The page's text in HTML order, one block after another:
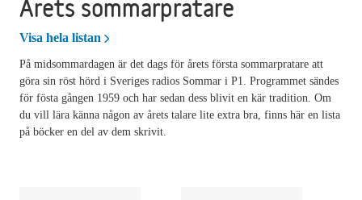
Årets sommarpratare
Visa hela listan Årets sommarpratare
På midsommardagen är det dags för årets första sommarpratare att
göra sin röst hörd i Sveriges radios Sommar i P1. Programmet sändes
för fösta gången 1959 och har sedan dess blivit en kär tradition. Om
du vill lära känna någon av årets talare lite extra bra, finns här en lista
på böcker en del av dem skrivit.